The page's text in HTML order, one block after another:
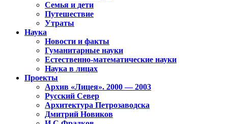
Семья и дети
Путешествие
Утраты
Наука
Новости и факты
Гуманитарные науки
Естественно-математические науки
Наука в лицах
Проекты
Архив «Лицея». 2000 — 2003
Русский Север
Архитектура Петрозаводска
Дмитрий Новиков